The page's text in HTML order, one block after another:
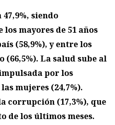
siendo
mayores de 51 años
(58,9%), y entre los
La salud sube al
por los
mujeres (24,7%).
corrupción (17,3%), que
de los últimos meses.